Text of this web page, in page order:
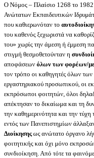
Ο Νόμος – Πλαίσιο 1268 το 1982
Ανώτατων Εκπαιδευτικών
που καθιερωνόταν το
του καθενός ξεχωριστά να
του» χωρίς την άμεση ή έμμεση
στιγμή θεσμοθετούνταν η
αποφάσεων όλων των φορέων/
τον τρόπο οι καθηγητές όλων
εργαστηριακού προσωπικού, οι
εκπρόσωποι φοιτητών, όλοι
απέκτησαν το δικαίωμα και τη
την καθημερινότητα και την
εντός των Πανεπιστημίων
Διοίκησηςως ανώτατο όργανο
φοιτητικής και όχι μόνο
συνδιοίκηση. Από τότε τα